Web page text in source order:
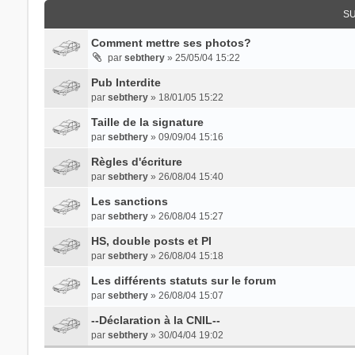
Comment mettre ses photos?
par sebthery» 25/05/04 15:22
Pub Interdite
par sebthery» 18/01/05 15:22
Taille de la signature
par sebthery» 09/09/04 15:16
Règles d'écriture
par sebthery» 26/08/04 15:40
Les sanctions
par sebthery» 26/08/04 15:27
HS, double posts et PI
par sebthery» 26/08/04 15:18
Les différents statuts sur le forum
par sebthery» 26/08/04 15:07
--Déclaration à la CNIL--
par sebthery» 30/04/04 19:02